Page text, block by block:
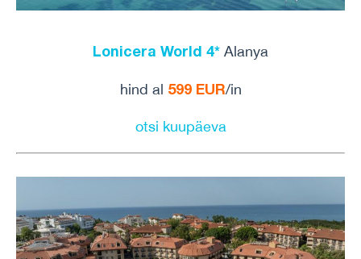
Lonicera World 4* Alanya
hind al 599 EUR/in
otsi kuupäeva